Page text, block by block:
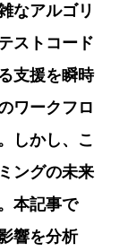
なアルゴリ
ストコード
支援を瞬時
ワークフロ
しかし、こ
ングの未来
本記事で
響を分析